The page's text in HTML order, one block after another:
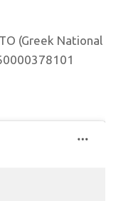
(Greek National